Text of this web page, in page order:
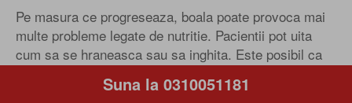
Pe masura ce progreseaza, boala poate provoca mai
multe probleme legate de nutritie. Pacientii pot uita
cum sa se hraneasca sau sa inghita. Este posibil ca
vad sau sa nu-si poata aminti cum pot manca
Suna la 0310051181